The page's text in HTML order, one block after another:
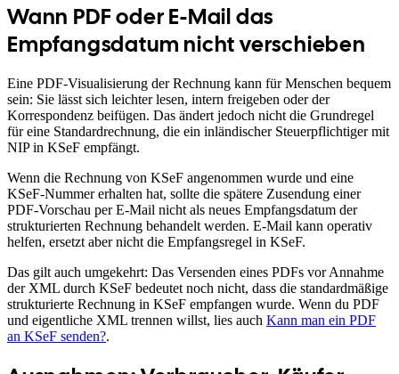
Wann PDF oder E-Mail das
Empfangsdatum nicht verschieben
Eine PDF-Visualisierung der Rechnung kann für Menschen bequem
sein: Sie lässt sich leichter lesen, intern freigeben oder der
Korrespondenz beifügen. Das ändert jedoch nicht die Grundregel
für eine Standardrechnung, die ein inländischer Steuerpflichtiger mit
NIP in KSeF empfängt.
Wenn die Rechnung von KSeF angenommen wurde und eine
KSeF-Nummer erhalten hat, sollte die spätere Zusendung einer
PDF-Vorschau per E-Mail nicht als neues Empfangsdatum der
strukturierten Rechnung behandelt werden. E-Mail kann operativ
helfen, ersetzt aber nicht die Empfangsregel in KSeF.
Das gilt auch umgekehrt: Das Versenden eines PDFs vor Annahme
der XML durch KSeF bedeutet noch nicht, dass die standardmäßige
strukturierte Rechnung in KSeF empfangen wurde. Wenn du PDF
und eigentliche XML trennen willst, lies auch Kann man ein PDF
an KSeF senden?.